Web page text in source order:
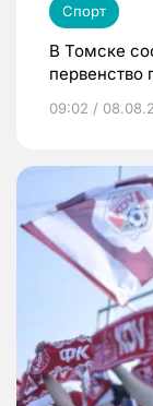
Спорт
В Томске
первенство
09:02 /